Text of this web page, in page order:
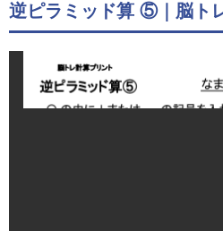
逆ピラミッド算 ⑤｜脳ト